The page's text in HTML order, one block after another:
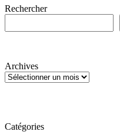
Rechercher
Archives
Catégories